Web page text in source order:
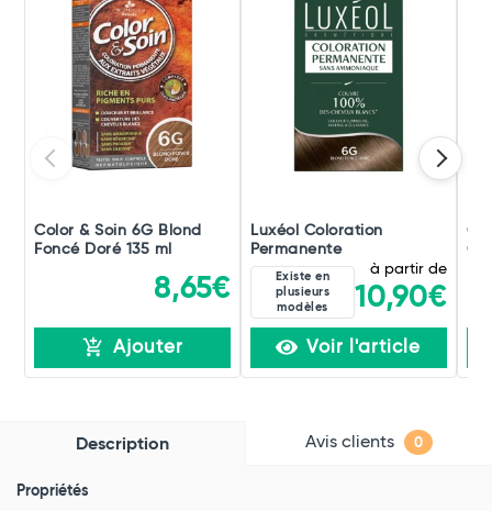
Color & Soin 6G Blond
Foncé Doré 135 ml
8,65€
Ajouter
Luxéol Coloration
Permanente
Existe en
plusieurs
modèles
à partir de
10,90€
Voir l'article
Description Avis clients 0
Propriétés